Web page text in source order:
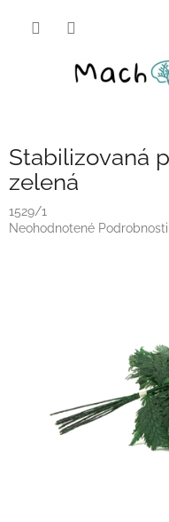
Stabilizovaná
zelená
1529/1
Priemerné
Neohodnotené